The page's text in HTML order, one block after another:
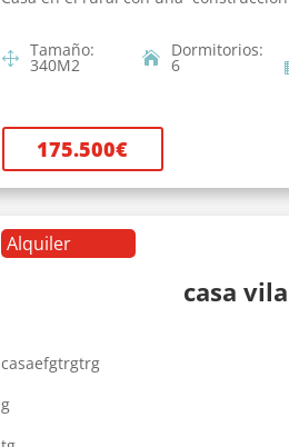
Tamaño:
340M2
Dormitorios:
6
175.500€
Alquiler
casa
casaefgtrgtrg
g